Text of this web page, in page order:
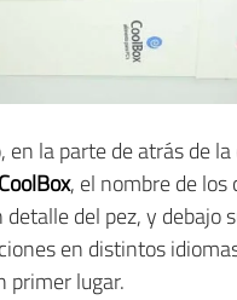
en la parte de atrás de
CoolBox, el nombre de los
del pez, y debajo
en distintos
primer lugar.